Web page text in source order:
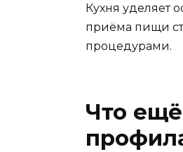
Кухня уделяет
приёма пищи
процедурами.
Что